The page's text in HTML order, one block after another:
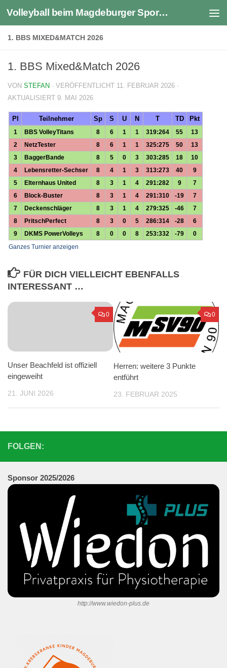
Zum Inhalt springen Volleyball beim Magdeburger Sportverein 1990 e.V.
1. BBS MIXED&MATCH 2026
1. BBS Mixed&Match 2026
VON STEFAN · VERÖFFENTLICHT 11. FEBRUAR 2026 ·
AKTUALISIERT 9. MAI 2026
FÜR DICH VIELLEICHT EBENFALLS
INTERESSANT …
0
Unser Beachfeld ist offiziell
eingeweiht
21. JUNI 2026
0
Herren: weitere 3 Punkte
entführt
23. FEBRUAR 2025
FOLGEN:
Sponsor 2025/2026
http://www.wiedon-plus.de